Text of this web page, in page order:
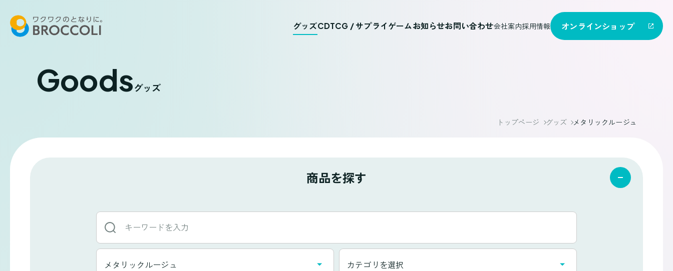
グッズCDTCG / サプライゲームお知らせお問い合わせ会社案内採用情報 オンラインショップ
Goodsグッズ
トップページ グッズ メタリックルージュ
商品を探す
ー
メタリックルージュ カテゴリを選択